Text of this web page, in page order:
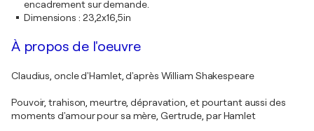
encadrement sur demande.
Dimensions : 23,2x16,5in
À propos de l'oeuvre
Claudius, oncle d'Hamlet, d'après William Shakespeare
Pouvoir, trahison, meurtre, dépravation, et pourtant aussi des
moments d'amour pour sa mère, Gertrude, par Hamlet